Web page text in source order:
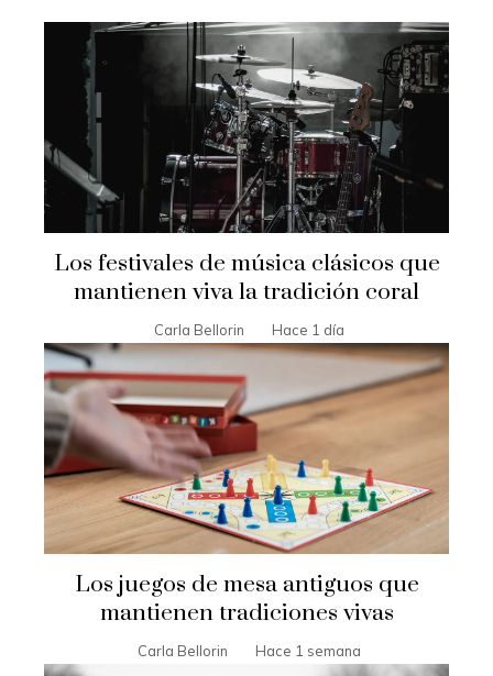
Los festivales de música clásicos que
mantienen viva la tradición coral
Carla Bellorin Hace 1 día
Los juegos de mesa antiguos que
mantienen tradiciones vivas
Carla Bellorin Hace 1 semana